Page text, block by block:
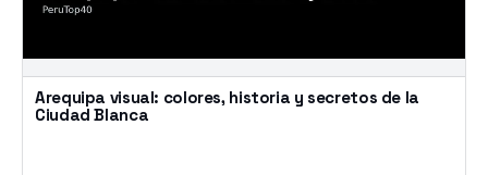
Arequipa visual: colores, historia y secretos de la
Ciudad Blanca